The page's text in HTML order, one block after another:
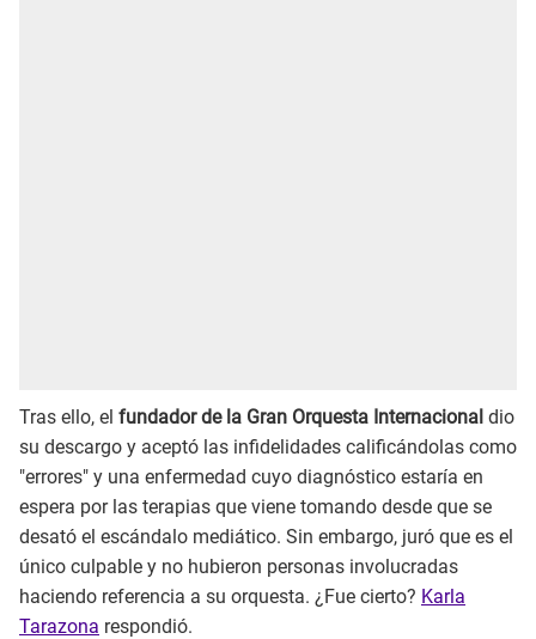
Tras ello, el fundador de la Gran Orquesta Internacional dio
su descargo y aceptó las infidelidades calificándolas como
"errores" y una enfermedad cuyo diagnóstico estaría en
espera por las terapias que viene tomando desde que se
desató el escándalo mediático. Sin embargo, juró que es el
único culpable y no hubieron personas involucradas
haciendo referencia a su orquesta. ¿Fue cierto? Karla
Tarazona respondió.